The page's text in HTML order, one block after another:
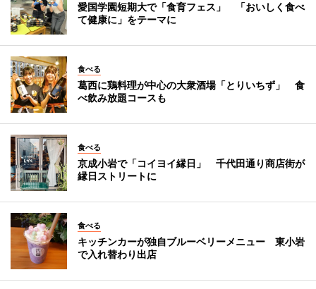
愛国学園短期大で「食育フェス」 「おいしく食べ
て健康に」をテーマに
食べる
葛西に鶏料理が中心の大衆酒場「とりいちず」 食
べ飲み放題コースも
食べる
京成小岩で「コイヨイ縁日」 千代田通り商店街が
縁日ストリートに
食べる
キッチンカーが独自ブルーベリーメニュー 東小岩
で入れ替わり出店